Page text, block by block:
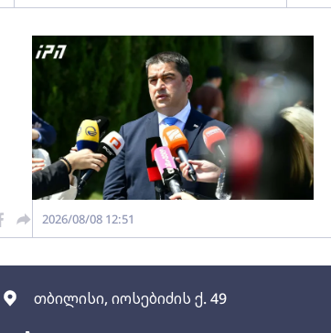
თბილისი, იოსებიძის ქ. 49
2026/08/08 12:51